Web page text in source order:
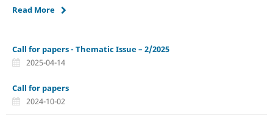
Read More
Call for papers - Thematic Issue – 2/2025
2025-04-14
Call for papers
2024-10-02